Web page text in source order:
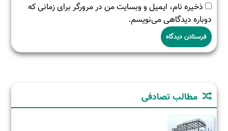
ذخیره نام، ایمیل و وبسایت من در مرورگر برای زمانی که
دوباره دیدگاهی می‌نویسم.
مطالب تصادفی